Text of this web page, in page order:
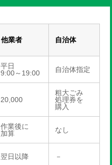
他業者 自治体
平日
9:00～19:00
自治体指定
20,000
粗大ごみ
処理券を
購入
作業後に
加算
なし
翌日以降 －